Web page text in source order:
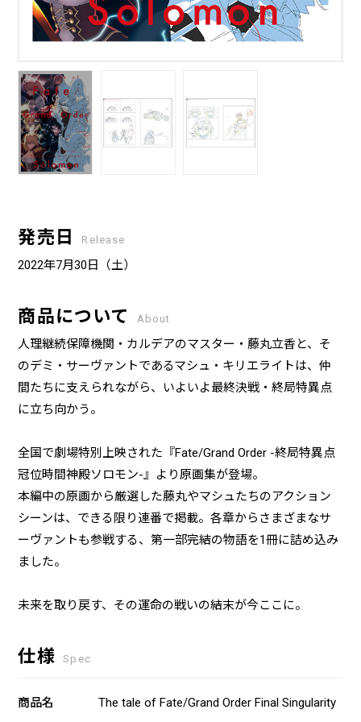
発売日 Release
2022年7月30日（土）
商品について About
人理継続保障機関・カルデアのマスター・藤丸立香と、そ
のデミ・サーヴァントであるマシュ・キリエライトは、仲
間たちに支えられながら、いよいよ最終決戦・終局特異点
に立ち向かう――。
全国で劇場特別上映された『Fate/Grand Order -終局特異点
冠位時間神殿ソロモン-』より原画集が登場。
本編中の原画から厳選した藤丸やマシュたちのアクション
シーンは、できる限り連番で掲載。各章からさまざまなサ
ーヴァントも参戦する、第一部完結の物語を1冊に詰め込み
ました。
未来を取り戻す、その運命の戦いの結末が今ここに――。
仕様 Spec
商品名
The tale of Fate/Grand Order Final Singularity